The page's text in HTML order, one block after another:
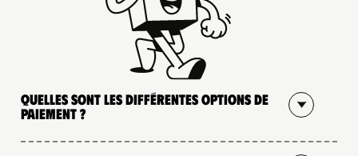
Quelles sont les différentes options de
paiement ?